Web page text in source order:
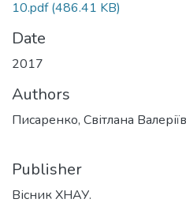
10.pdf(486.41 KB)
Date
2017
Authors
Писаренко, Світлана
Publisher
Вісник ХНАУ.